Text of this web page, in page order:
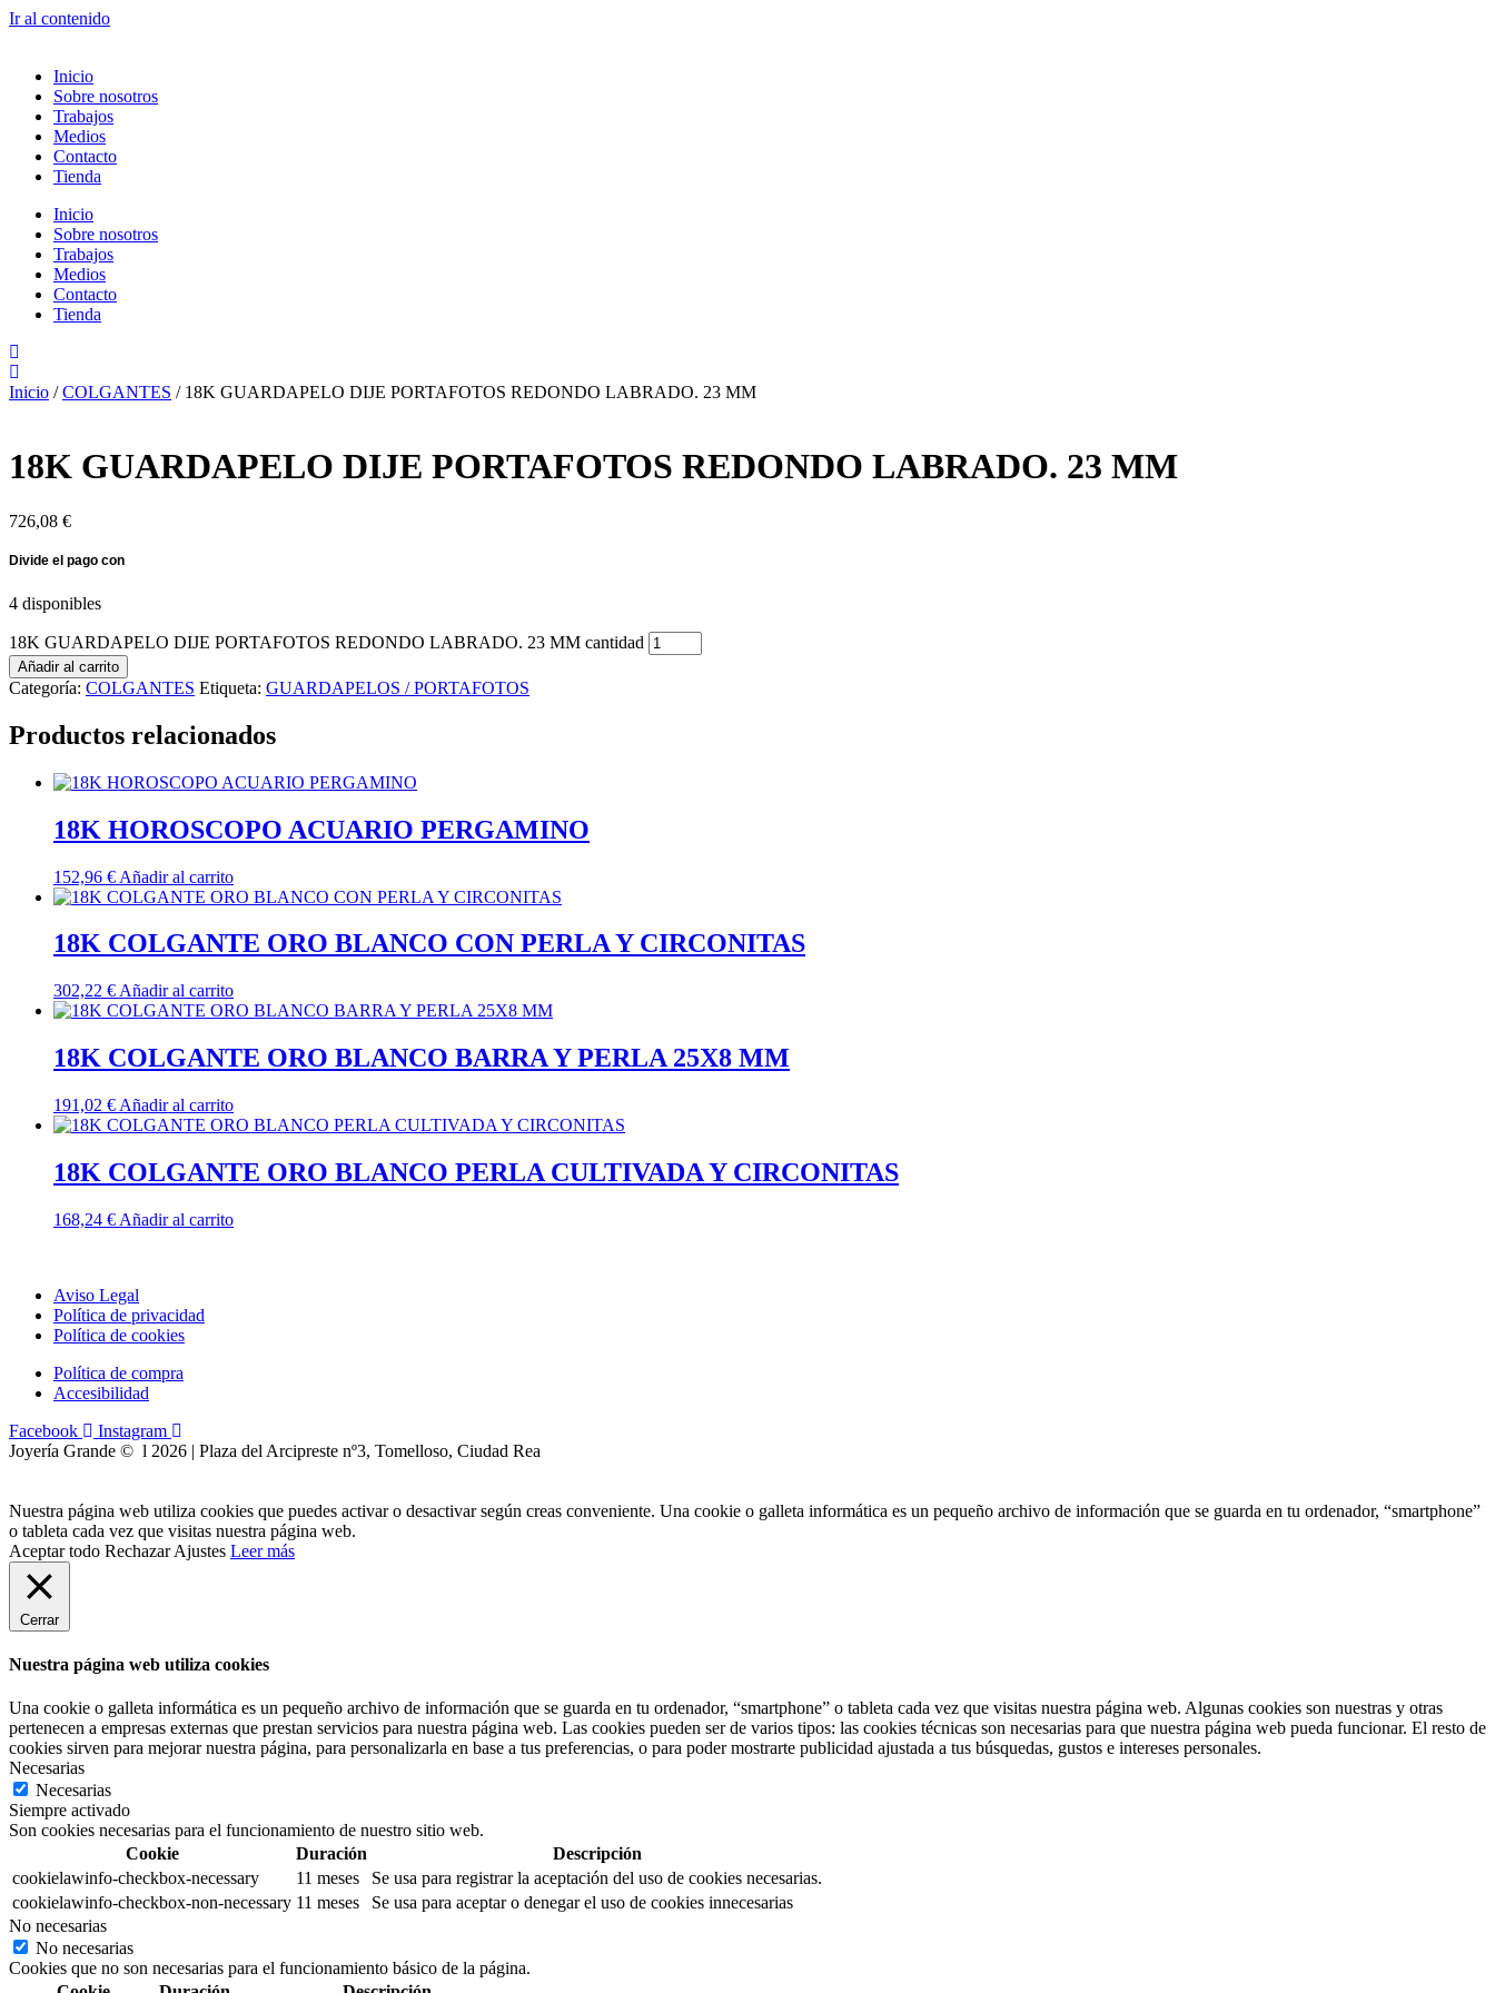
Ir al contenido
Inicio
Sobre nosotros
Trabajos
Medios
Contacto
Tienda
Inicio
Sobre nosotros
Trabajos
Medios
Contacto
Tienda
Inicio /COLGANTES / 18K GUARDAPELO DIJE PORTAFOTOS REDONDO LABRADO. 23 MM
18K GUARDAPELO DIJE PORTAFOTOS REDONDO LABRADO. 23 MM
726,08 €
4 disponibles
18K GUARDAPELO DIJE PORTAFOTOS REDONDO LABRADO. 23 MM cantidad
Añadir al carrito
Categoría: COLGANTES Etiqueta: GUARDAPELOS / PORTAFOTOS
Productos relacionados
18K HOROSCOPO ACUARIO PERGAMINO
152,96 € Añadir al carrito
18K COLGANTE ORO BLANCO CON PERLA Y CIRCONITAS
302,22 € Añadir al carrito
18K COLGANTE ORO BLANCO BARRA Y PERLA 25X8 MM
191,02 € Añadir al carrito
18K COLGANTE ORO BLANCO PERLA CULTIVADA Y CIRCONITAS
168,24 € Añadir al carrito
Aviso Legal
Política de privacidad
Política de cookies
Política de compra
Accesibilidad
Facebook
Instagram
Joyería Grande © l 2026 | Plaza del Arcipreste nº3, Tomelloso, Ciudad Rea
Nuestra página web utiliza cookies que puedes activar o desactivar según creas conveniente. Una cookie o galleta informática es un pequeño archivo de información que se guarda en tu ordenador, “smartphone”
o tableta cada vez que visitas nuestra página web.
Aceptar todo Rechazar Ajustes Leer más
Cerrar
Nuestra página web utiliza cookies
Una cookie o galleta informática es un pequeño archivo de información que se guarda en tu ordenador, “smartphone” o tableta cada vez que visitas nuestra página web. Algunas cookies son nuestras y otras
pertenecen a empresas externas que prestan servicios para nuestra página web. Las cookies pueden ser de varios tipos: las cookies técnicas son necesarias para que nuestra página web pueda funcionar. El resto de
cookies sirven para mejorar nuestra página, para personalizarla en base a tus preferencias, o para poder mostrarte publicidad ajustada a tus búsquedas, gustos e intereses personales.
Necesarias
Necesarias
Siempre activado
Son cookies necesarias para el funcionamiento de nuestro sitio web.
Cookie
Duración
Descripción
cookielawinfo-checkbox-necessary
11 meses
Se usa para registrar la aceptación del uso de cookies necesarias.
cookielawinfo-checkbox-non-necessary 11 meses
Se usa para aceptar o denegar el uso de cookies innecesarias
No necesarias
No necesarias
Cookies que no son necesarias para el funcionamiento básico de la página.